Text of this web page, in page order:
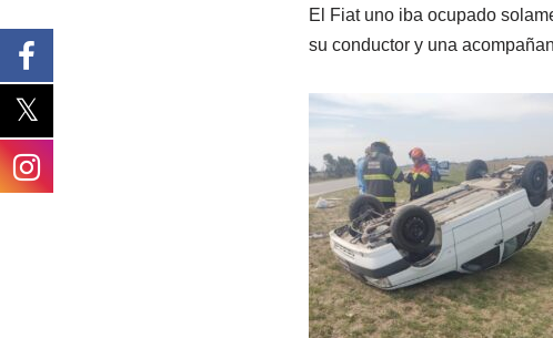
El Fiat uno iba ocupado
su conductor y una